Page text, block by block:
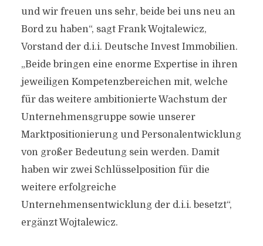
und wir freuen uns sehr, beide bei uns neu an
Bord zu haben“, sagt Frank Wojtalewicz,
Vorstand der d.i.i. Deutsche Invest Immobilien.
„Beide bringen eine enorme Expertise in ihren
jeweiligen Kompetenzbereichen mit, welche
für das weitere ambitionierte Wachstum der
Unternehmensgruppe sowie unserer
Marktpositionierung und Personalentwicklung
von großer Bedeutung sein werden. Damit
haben wir zwei Schlüsselposition für die
weitere erfolgreiche
Unternehmensentwicklung der d.i.i. besetzt“,
ergänzt Wojtalewicz.